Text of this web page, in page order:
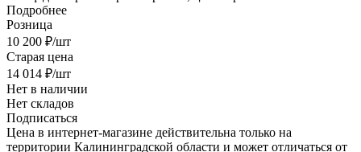
Подробнее
Розница
10 200 ₽/шт
Старая цена
14 014 ₽/шт
Нет в наличии
Нет складов
Подписаться
Цена в интернет-магазине действительна только на
территории Калининградской области и может отличаться от